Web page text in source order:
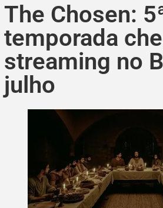
The Chosen:
temporada
streaming no
julho